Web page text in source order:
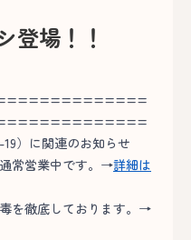
登場！！
）に関連のお知らせ
常営業中です。→詳細は
を徹底しております。→